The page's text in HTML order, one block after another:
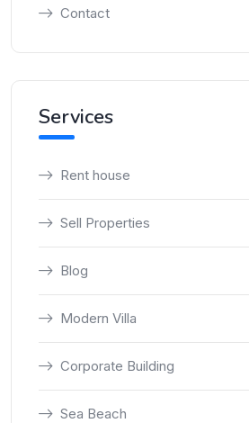
Contact
Services
Rent house
Sell Properties
Blog
Modern Villa
Corporate Building
Sea Beach